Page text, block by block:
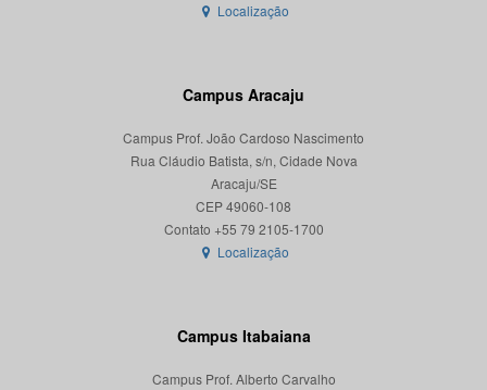
Localização
Campus Aracaju
Campus Prof. João Cardoso Nascimento
Rua Cláudio Batista, s/n, Cidade Nova
Aracaju/SE
CEP 49060-108
Localização
Campus Itabaiana
Campus Prof. Alberto Carvalho